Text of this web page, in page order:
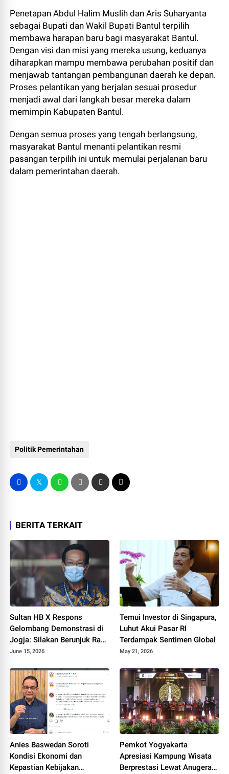
Penetapan Abdul Halim Muslih dan Aris Suharyanta
sebagai Bupati dan Wakil Bupati Bantul terpilih
membawa harapan baru bagi masyarakat Bantul.
Dengan visi dan misi yang mereka usung, keduanya
diharapkan mampu membawa perubahan positif dan
menjawab tantangan pembangunan daerah ke depan.
Proses pelantikan yang berjalan sesuai prosedur
menjadi awal dari langkah besar mereka dalam
memimpin Kabupaten Bantul.
Dengan semua proses yang tengah berlangsung,
masyarakat Bantul menanti pelantikan resmi
pasangan terpilih ini untuk memulai perjalanan baru
dalam pemerintahan daerah.
Politik Pemerintahan
BERITA TERKAIT
Sultan HB X Respons
Gelombang Demonstrasi di
Jogja: Silakan Berunjuk Rasa
Asal Tertib
June 15, 2026
Temui Investor di Singapura,
Luhut Akui Pasar RI
Terdampak Sentimen Global
May 21, 2026
Anies Baswedan Soroti
Kondisi Ekonomi dan
Kepastian Kebijakan
Pemkot Yogyakarta
Apresiasi Kampung Wisata
Berprestasi Lewat Anugerah